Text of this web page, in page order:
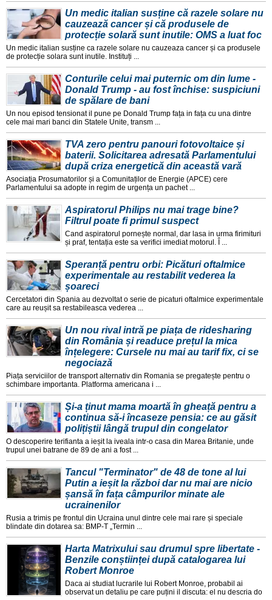
Un medic italian susține că razele solare nu
cauzează cancer și că produsele de
protecție solară sunt inutile: OMS a luat foc
Un medic italian susține ca razele solare nu cauzeaza cancer și ca produsele
de protecție solara sunt inutile. Instituți ...
Conturile celui mai puternic om din lume -
Donald Trump - au fost închise: suspiciuni
de spălare de bani
Un nou episod tensionat il pune pe Donald Trump fața in fața cu una dintre
cele mai mari banci din Statele Unite, transm ...
TVA zero pentru panouri fotovoltaice și
baterii. Solicitarea adresată Parlamentului
după criza energetică din această vară
Asociația Prosumatorilor și a Comunitaților de Energie (APCE) cere
Parlamentului sa adopte in regim de urgența un pachet ...
Aspiratorul Philips nu mai trage bine?
Filtrul poate fi primul suspect
Cand aspiratorul pornește normal, dar lasa in urma firimituri
și praf, tentația este sa verifici imediat motorul. Î ...
Speranță pentru orbi: Picături oftalmice
experimentale au restabilit vederea la
șoareci
Cercetatori din Spania au dezvoltat o serie de picaturi oftalmice experimentale
care au reușit sa restabileasca vederea ...
Un nou rival intră pe piața de ridesharing
din România și readuce prețul la mica
înțelegere: Cursele nu mai au tarif fix, ci se
negociază
Piața serviciilor de transport alternativ din Romania se pregatește pentru o
schimbare importanta. Platforma americana i ...
Și-a ținut mama moartă în gheață pentru a
continua să-i încaseze pensia: ce au găsit
polițiștii lângă trupul din congelator
O descoperire terifianta a ieșit la iveala intr-o casa din Marea Britanie, unde
trupul unei batrane de 89 de ani a fost ...
Tancul "Terminator" de 48 de tone al lui
Putin a ieșit la război dar nu mai are nicio
șansă în fața câmpurilor minate ale
ucrainenilor
Rusia a trimis pe frontul din Ucraina unul dintre cele mai rare și speciale
blindate din dotarea sa: BMP-T „Termin ...
Harta Matrixului sau drumul spre libertate -
Benzile conștiinței după catalogarea lui
Robert Monroe
Daca ai studiat lucrarile lui Robert Monroe, probabil ai
observat un detaliu pe care puțini il discuta: el nu descria do